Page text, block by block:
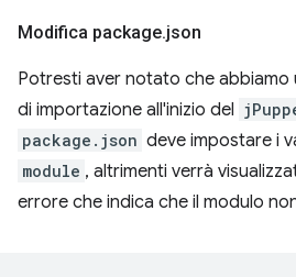
Modifica package.json
Potresti aver notato che abbiamo
di importazione all'inizio del
package.json deve impostare i
module , altrimenti verrà
errore che indica che il modulo